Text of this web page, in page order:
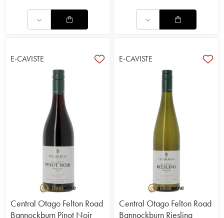
E-CAVISTE
Central Otago Felton Road
Bannockburn Pinot Noir
E-CAVISTE
Central Otago Felton Road
Bannockburn Riesling